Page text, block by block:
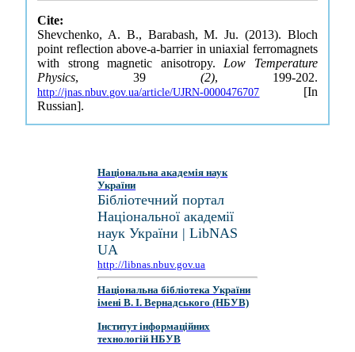
Cite:
Shevchenko, A. B., Barabash, M. Ju. (2013). Bloch
point reflection above-a-barrier in uniaxial ferromagnets
with strong magnetic anisotropy. Low Temperature
Physics, 39 (2), 199-202.
http://jnas.nbuv.gov.ua/article/UJRN-0000476707 [In
Russian].
Національна академія наук
України
Бібліотечний портал
Національної академії
наук України | LibNAS
UA
http://libnas.nbuv.gov.ua
Національна бібліотека України
імені В. І. Вернадського (НБУВ)
Інститут інформаційних
технологій НБУВ